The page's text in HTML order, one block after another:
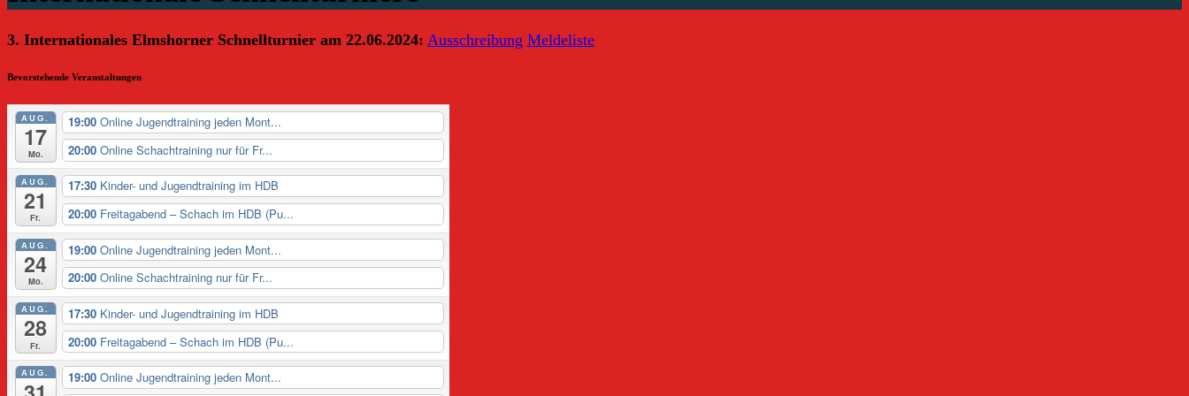
3. Internationales Elmshorner Schnellturnier am 22.06.2024: Ausschreibung Meldeliste
Bevorstehende Veranstaltungen
AUG.
17
Mo.
19:00 Online Jugendtraining jeden Mont...
20:00 Online Schachtraining nur für Fr...
AUG.
21
Fr.
17:30 Kinder- und Jugendtraining im HDB
20:00 Freitagabend – Schach im HDB (Pu...
AUG.
24
Mo.
19:00 Online Jugendtraining jeden Mont...
20:00 Online Schachtraining nur für Fr...
AUG.
28
Fr.
17:30 Kinder- und Jugendtraining im HDB
20:00 Freitagabend – Schach im HDB (Pu...
AUG. 19:00 Online Jugendtraining jeden Mont...